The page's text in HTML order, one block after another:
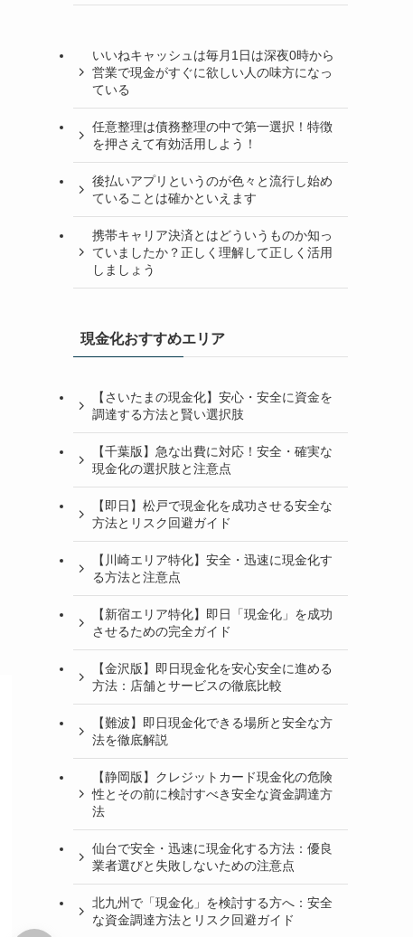
いいねキャッシュは毎月1日は深夜0時から
営業で現金がすぐに欲しい人の味方になっ
ている
任意整理は債務整理の中で第一選択！特徴
を押さえて有効活用しよう！
後払いアプリというのが色々と流行し始め
ていることは確かといえます
携帯キャリア決済とはどういうものか知っ
ていましたか？正しく理解して正しく活用
しましょう
現金化おすすめエリア
【さいたまの現金化】安心・安全に資金を
調達する方法と賢い選択肢
【千葉版】急な出費に対応！安全・確実な
現金化の選択肢と注意点
【即日】松戸で現金化を成功させる安全な
方法とリスク回避ガイド
【川崎エリア特化】安全・迅速に現金化す
る方法と注意点
【新宿エリア特化】即日「現金化」を成功
させるための完全ガイド
【金沢版】即日現金化を安心安全に進める
方法：店舗とサービスの徹底比較
【難波】即日現金化できる場所と安全な方
法を徹底解説
【静岡版】クレジットカード現金化の危険
性とその前に検討すべき安全な資金調達方
法
仙台で安全・迅速に現金化する方法：優良
業者選びと失敗しないための注意点
北九州で「現金化」を検討する方へ：安全
な資金調達方法とリスク回避ガイド